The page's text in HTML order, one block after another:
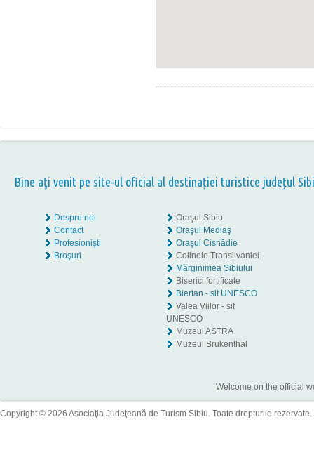
Bine aţi venit pe site-ul oficial al destinației turistice județul
Despre noi
Contact
Profesionişti
Broşuri
Oraşul Sibiu
Oraşul Mediaş
Oraşul Cisnădie
Colinele Transilvaniei
Mărginimea Sibiului
Biserici fortificate
Biertan - sit UNESCO
Valea Viilor - sit
UNESCO
Muzeul ASTRA
Muzeul Brukenthal
Welcome on the official
Copyright © 2026 Asociaţia Judeţeană de Turism Sibiu. Toate drepturile rezervate.